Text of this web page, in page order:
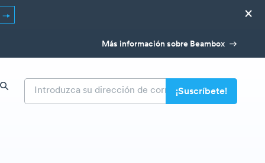
×
Más información sobre Beambox